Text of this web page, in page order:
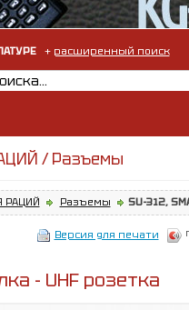
+ расширенный поиск
/ Разъемы
РАЦИЙ Разъемы SU-312,
Версия для печати
- UHF розетка